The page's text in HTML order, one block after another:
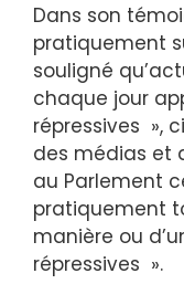
Dans son
pratiquement
souligné
chaque jour
répressives »,
des médias et
au Parlement
pratiquement
manière ou
répressives ».